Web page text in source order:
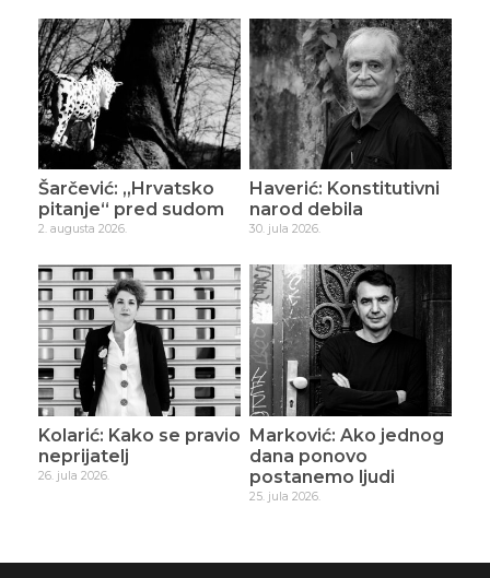
Šarčević: „Hrvatsko
pitanje“ pred sudom
2. augusta 2026.
Haverić: Konstitutivni
narod debila
30. jula 2026.
Kolarić: Kako se pravio
neprijatelj
26. jula 2026.
Marković: Ako jednog
dana ponovo
postanemo ljudi
25. jula 2026.